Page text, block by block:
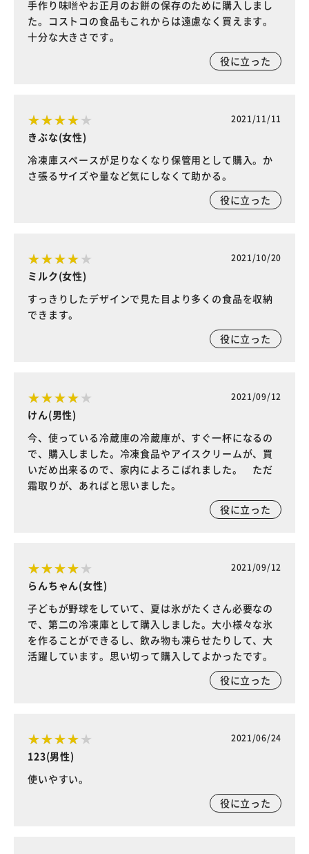
手作り味噌やお正月のお餅の保存のために購入しまし
た。コストコの食品もこれからは遠慮なく買えます。
十分な大きさです。
役に立った
2021/11/11
きぶな(女性)
冷凍庫スペースが足りなくなり保管用として購入。か
さ張るサイズや量など気にしなくて助かる。
役に立った
2021/10/20
ミルク(女性)
すっきりしたデザインで見た目より多くの食品を収納
できます。
役に立った
2021/09/12
けん(男性)
今、使っている冷蔵庫の冷蔵庫が、すぐ一杯になるの
で、購入しました。冷凍食品やアイスクリームが、買
いだめ出来るので、家内によろこばれました。 ただ
霜取りが、あればと思いました。
役に立った
2021/09/12
らんちゃん(女性)
子どもが野球をしていて、夏は氷がたくさん必要なの
で、第二の冷凍庫として購入しました。大小様々な氷
を作ることができるし、飲み物も凍らせたりして、大
活躍しています。思い切って購入してよかったです。
役に立った
2021/06/24
123(男性)
使いやすい。
役に立った